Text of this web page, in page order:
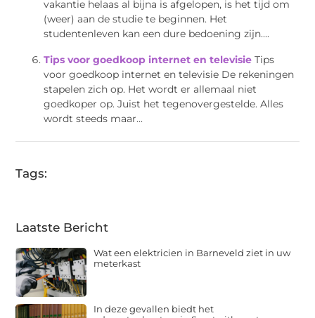
vakantie helaas al bijna is afgelopen, is het tijd om
(weer) aan de studie te beginnen. Het
studentenleven kan een dure bedoening zijn....
Tips voor goedkoop internet en televisie Tips
voor goedkoop internet en televisie De rekeningen
stapelen zich op. Het wordt er allemaal niet
goedkoper op. Juist het tegenovergestelde. Alles
wordt steeds maar...
Tags:
Laatste Bericht
Wat een elektricien in Barneveld ziet in uw
meterkast
In deze gevallen biedt het